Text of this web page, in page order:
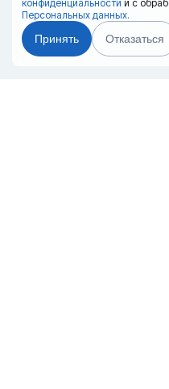
конфиденциальности и с
Персональных данных.
Принять Отказаться